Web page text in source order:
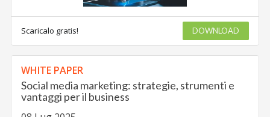
Scaricalo gratis! DOWNLOAD
WHITE PAPER
Social media marketing: strategie, strumenti e
vantaggi per il business